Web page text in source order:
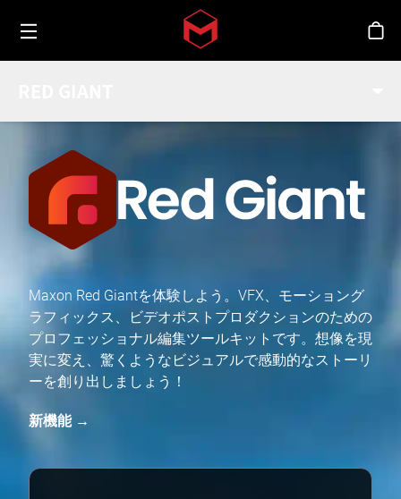
Skip to main content
Toggle menu
シ
Maxon Red Giantを体験しよう。VFX、モーショング
ラフィックス、ビデオポストプロダクションのための
プロフェッショナル編集ツールキットです。想像を現
実に変え、驚くようなビジュアルで感動的なストーリ
ーを創り出しましょう！
新機能 →